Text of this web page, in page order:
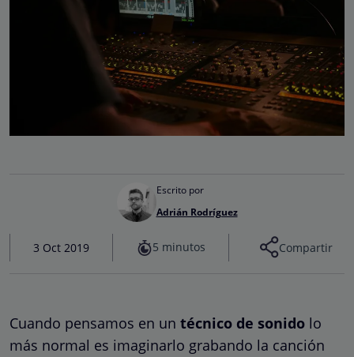
Escrito por
Adrián Rodríguez
3 Oct 2019 5 minutos Compartir
Cuando pensamos en un técnico de sonido lo
más normal es imaginarlo grabando la canción